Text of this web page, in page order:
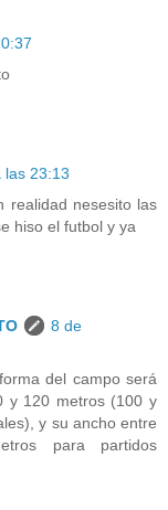
las 23:13
realidad nesesito las
hiso el futbol y ya
8 de
del campo será
y 120 metros (100 y
y su ancho entre
para partidos